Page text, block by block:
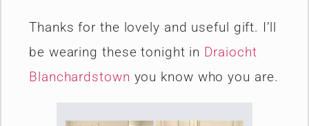
Thanks for the lovely and useful gift. I’ll
be wearing these tonight in Draiocht
Blanchardstown you know who you are.